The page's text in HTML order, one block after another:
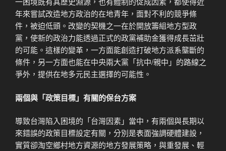
年來嘗試改造地方政治的在地青年，面對不利的競爭條
件，被迫低頭。改變的契機之一在於開放籌組地方型政
黨，使新的政治力能透過正式的政黨補助金獲得成長茁壯
的可能。這樣的變革，一方面能創造打破地方派系壟斷的
條件，另一方面也能在中央兩大黨「抗中/親中」的路線之
爭外，提供在地多元民主選擇的可能性。
兩個與「政策目標」有關的保台方案
導致台灣陷入困境的「台灣因素」當中，有兩個與長期以
來錯誤的政策目標設定有關，分別是表面強調硬體建設，
實質卻淘空鄉村地方資源的地方發展策略，與重發展、輕